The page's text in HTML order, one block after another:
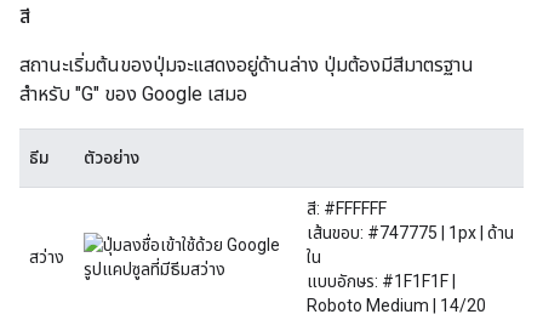
สี
สถานะเริ่มต้นของปุ่มจะแสดงอยู่ด้านล่าง ปุ่มต้องมีสีมาตรฐาน
สำหรับ "G" ของ Google เสมอ
ธีม ตัวอย่าง
สว่าง
สี: #FFFFFF
เส้นขอบ: #747775 | 1px | ด้าน
ใน
แบบอักษร: #1F1F1F |
Roboto Medium | 14/20